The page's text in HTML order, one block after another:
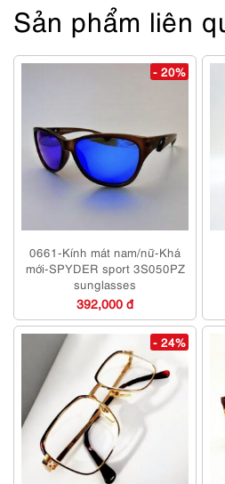
Sản phẩm liên
- 20%
0661-Kính mát nam/nữ-Khá
mới-SPYDER sport 3S050PZ
sunglasses
392,000 đ
- 24%